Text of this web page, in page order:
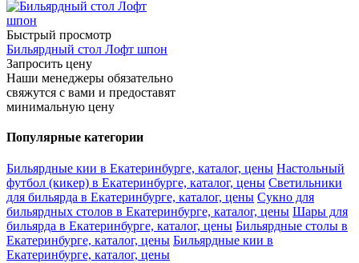
Быстрый просмотр
Бильярдный стол Лофт шпон
Запросить цену
Наши менеджеры обязательно
свяжутся с вами и предоставят
минимальную цену
Популярные категории
Бильярдные кии в Екатеринбурге, каталог, цены Настольный
футбол (кикер) в Екатеринбурге, каталог, цены Светильники
для бильярда в Екатеринбурге, каталог, цены Сукно для
бильярдных столов в Екатеринбурге, каталог, цены Шары для
бильярда в Екатеринбурге, каталог, цены Бильярдные столы в
Екатеринбурге, каталог, цены Бильярдные кии в
Екатеринбурге, каталог, цены